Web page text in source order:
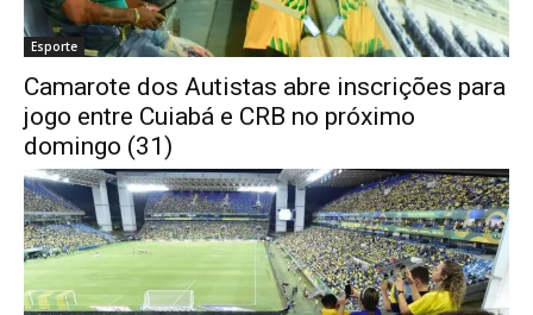
Esporte
Camarote dos Autistas abre inscrições para
jogo entre Cuiabá e CRB no próximo
domingo (31)